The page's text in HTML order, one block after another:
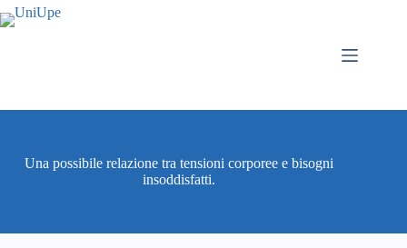
Salta
al
Una possibile relazione tra tensioni corporee e bisogni
insoddisfatti.